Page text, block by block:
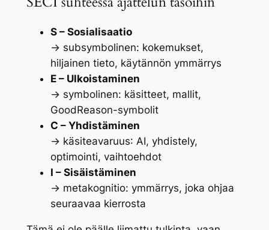
S – Sosialisaatio
→ subsymbolinen: kokemukset,
hiljainen tieto, käytännön ymmärrys
E – Ulkoistaminen
→ symbolinen: käsitteet, mallit,
GoodReason-symbolit
C – Yhdistäminen
→ käsiteavaruus: AI, yhdistely,
optimointi, vaihtoehdot
I – Sisäistäminen
→ metakognitio: ymmärrys, joka ohjaa
seuraavaa kierrosta